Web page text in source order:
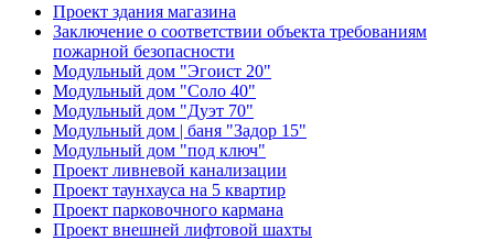
Проект здания магазина
Заключение о соответствии объекта требованиям
пожарной безопасности
Модульный дом "Эгоист 20"
Модульный дом "Соло 40"
Модульный дом "Дуэт 70"
Модульный дом | баня "Задор 15"
Модульный дом "под ключ"
Проект ливневой канализации
Проект таунхауса на 5 квартир
Проект парковочного кармана
Проект внешней лифтовой шахты